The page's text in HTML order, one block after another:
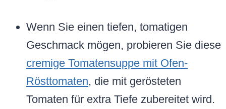
Wenn Sie einen tiefen, tomatigen
Geschmack mögen, probieren Sie diese
cremige Tomatensuppe mit Ofen-
Rösttomaten, die mit gerösteten
Tomaten für extra Tiefe zubereitet wird.